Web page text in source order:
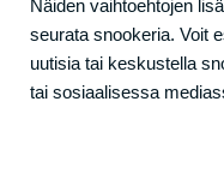
Näiden vaihtoehtojen
seurata snookeria. Voit
uutisia tai keskustella
tai sosiaalisessa